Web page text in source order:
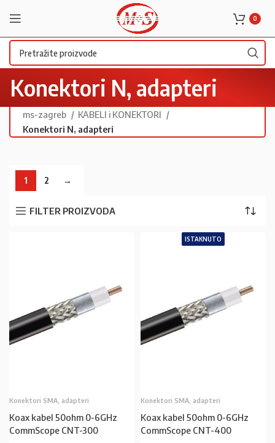
0
Konektori N, adapteri
ms-zagreb
KABELI i KONEKTORI
Konektori N, adapteri
1 2 →
FILTER PROIZVODA
Konektori SMA, adapteri
Koax kabel 50ohm 0-6GHz
CommScope CNT-300
ISTAKNUTO
Konektori SMA, adapteri
Koax kabel 50ohm 0-6GHz
CommScope CNT-400